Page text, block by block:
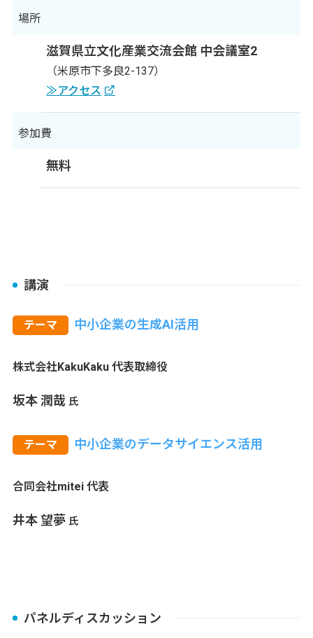
場所
滋賀県立文化産業交流会館 中会議室2
（米原市下多良2-137）
≫アクセス
参加費
無料
講演
テーマ 中小企業の生成AI活用
株式会社KakuKaku 代表取締役
坂本 潤哉 氏
テーマ 中小企業のデータサイエンス活用
合同会社mitei 代表
井本 望夢 氏
パネルディスカッション